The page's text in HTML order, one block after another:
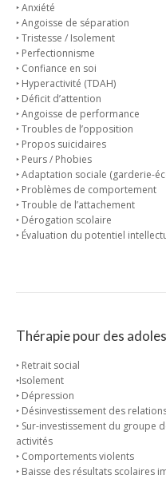
‣ Anxiété
‣ Angoisse de séparation
‣ Tristesse / Isolement
‣ Perfectionnisme
‣ Confiance en soi
‣ Hyperactivité (TDAH)
‣ Déficit d’attention
‣ Angoisse de performance
‣ Troubles de l’opposition
‣ Propos suicidaires
‣ Peurs / Phobies
‣ Adaptation sociale (garderie-
‣ Problèmes de comportement
‣ Trouble de l’attachement
‣ Dérogation scolaire
‣ Évaluation du potentiel
Thérapie pour des
‣ Retrait social
‣Isolement
‣ Dépression
‣ Désinvestissement des
‣ Sur-investissement du groupe
activités
‣ Comportements violents
‣ Baisse des résultats scolaires